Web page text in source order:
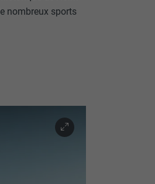
nombreux sports